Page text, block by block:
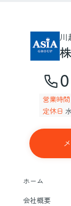
川
営業時間
定休日
ホーム
会社概要